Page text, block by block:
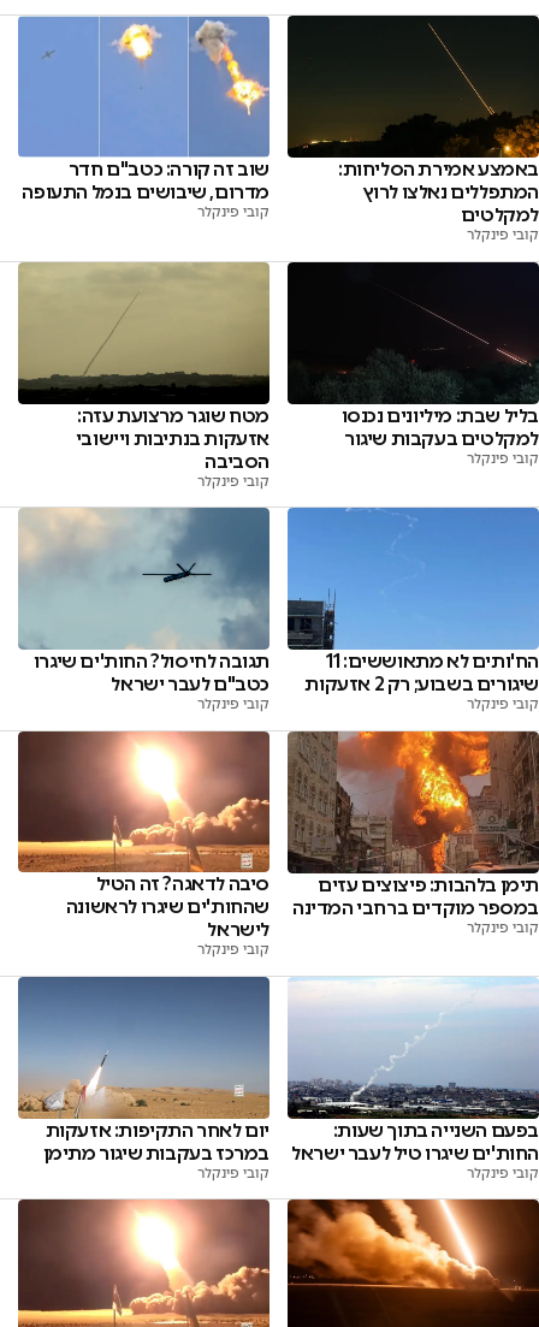
באמצע אמירת הסליחות:
המתפללים נאלצו לרוץ
למקלטים
קובי פינקלר
שוב זה קורה: כטב"ם חדר
מדרום, שיבושים בנמל התעופה
קובי פינקלר
בליל שבת: מיליונים נכנסו
למקלטים בעקבות שיגור
קובי פינקלר
מטח שוגר מרצועת עזה:
אזעקות בנתיבות ויישובי
הסביבה
קובי פינקלר
הח'ותים לא מתאוששים: 11
שיגורים בשבוע; רק 2 אזעקות
קובי פינקלר
תגובה לחיסול? החות'ים שיגרו
כטב"ם לעבר ישראל
קובי פינקלר
תימן בלהבות: פיצוצים עזים
במספר מוקדים ברחבי המדינה
קובי פינקלר
סיבה לדאגה? זה הטיל
שהחות'ים שיגרו לראשונה
לישראל
קובי פינקלר
בפעם השנייה בתוך שעות:
החות'ים שיגרו טיל לעבר ישראל
קובי פינקלר
יום לאחר התקיפות: אזעקות
במרכז בעקבות שיגור מתימן
קובי פינקלר